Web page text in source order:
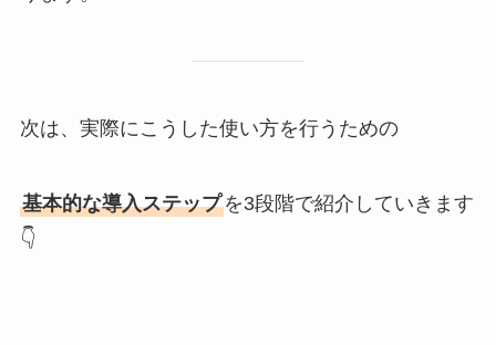
次は、実際にこうした使い方を行うための
基本的な導入ステップを3段階で紹介していきます
👇